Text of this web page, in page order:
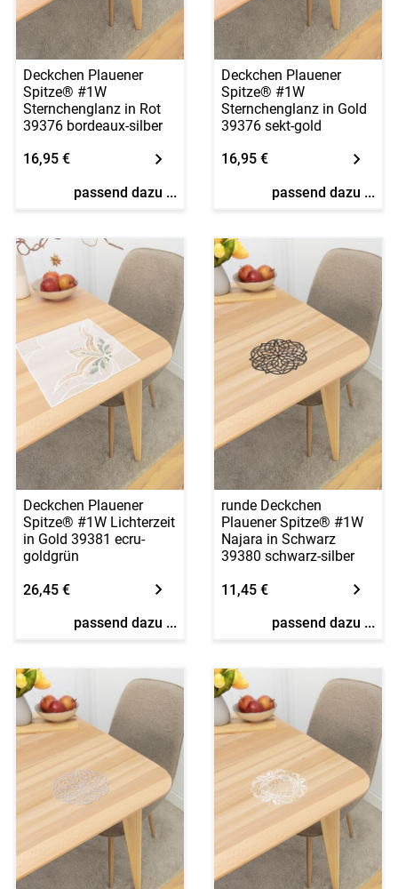
Deckchen Plauener
Spitze® #1W
Sternchenglanz in Rot
39376 bordeaux-silber
16,95 €
passend dazu ...
Deckchen Plauener
Spitze® #1W
Sternchenglanz in Gold
39376 sekt-gold
16,95 €
passend dazu ...
Deckchen Plauener
Spitze® #1W Lichterzeit
in Gold 39381 ecru-
goldgrün
26,45 €
passend dazu ...
runde Deckchen
Plauener Spitze® #1W
Najara in Schwarz
39380 schwarz-silber
11,45 €
passend dazu ...